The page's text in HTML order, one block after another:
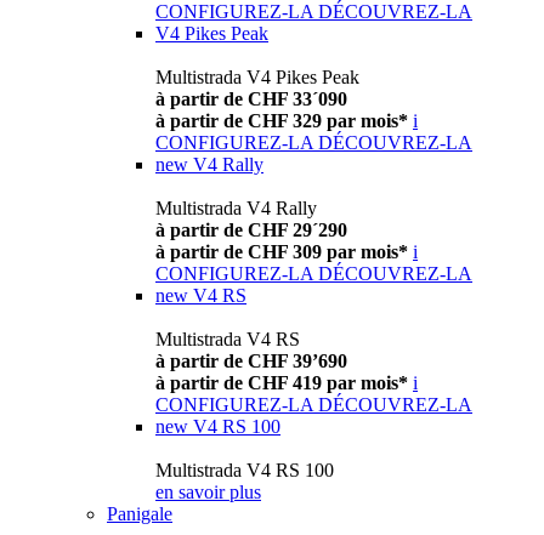
CONFIGUREZ-LA DÉCOUVREZ-LA
V4 Pikes Peak
Multistrada V4 Pikes Peak
à partir de CHF 33´090
à partir de CHF 329 par mois* i
CONFIGUREZ-LA DÉCOUVREZ-LA
new V4 Rally
Multistrada V4 Rally
à partir de CHF 29´290
à partir de CHF 309 par mois* i
CONFIGUREZ-LA DÉCOUVREZ-LA
new V4 RS
Multistrada V4 RS
à partir de CHF 39’690
à partir de CHF 419 par mois* i
CONFIGUREZ-LA DÉCOUVREZ-LA
new V4 RS 100
Multistrada V4 RS 100
en savoir plus
Panigale